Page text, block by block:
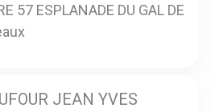
57 ESPLANADE DU GAL DE
JEAN YVES